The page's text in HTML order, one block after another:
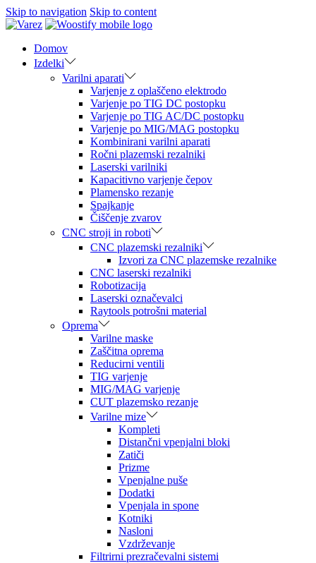
Skip to navigation Skip to content
Domov
Izdelki
Varilni aparati
Varjenje z oplaščeno elektrodo
Varjenje po TIG DC postopku
Varjenje po TIG AC/DC postopku
Varjenje po MIG/MAG postopku
Kombinirani varilni aparati
Ročni plazemski rezalniki
Laserski varilniki
Kapacitivno varjenje čepov
Plamensko rezanje
Spajkanje
Čiščenje zvarov
CNC stroji in roboti
CNC plazemski rezalniki
Izvori za CNC plazemske rezalnike
CNC laserski rezalniki
Robotizacija
Laserski označevalci
Raytools potrošni material
Oprema
Varilne maske
Zaščitna oprema
Reducirni ventili
TIG varjenje
MIG/MAG varjenje
CUT plazemsko rezanje
Varilne mize
Kompleti
Distančni vpenjalni bloki
Zatiči
Prizme
Vpenjalne puše
Dodatki
Vpenjala in spone
Kotniki
Nasloni
Vzdrževanje
Filtrirni prezračevalni sistemi